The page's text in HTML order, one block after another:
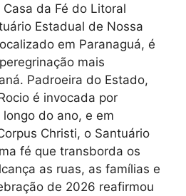
da Fé do Litoral
Estadual de Nossa
em Paranaguá, é
mais
Padroeira do Estado,
é invocada por
do ano, e em
Christi, o Santuário
fé que transborda os
as ruas, as famílias e
de 2026 reafirmou